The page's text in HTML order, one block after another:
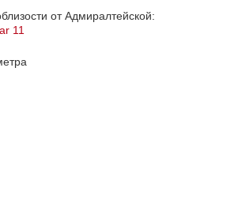
от Адмиралтейской:
11